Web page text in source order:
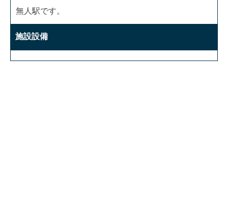
無人駅です。
施設設備